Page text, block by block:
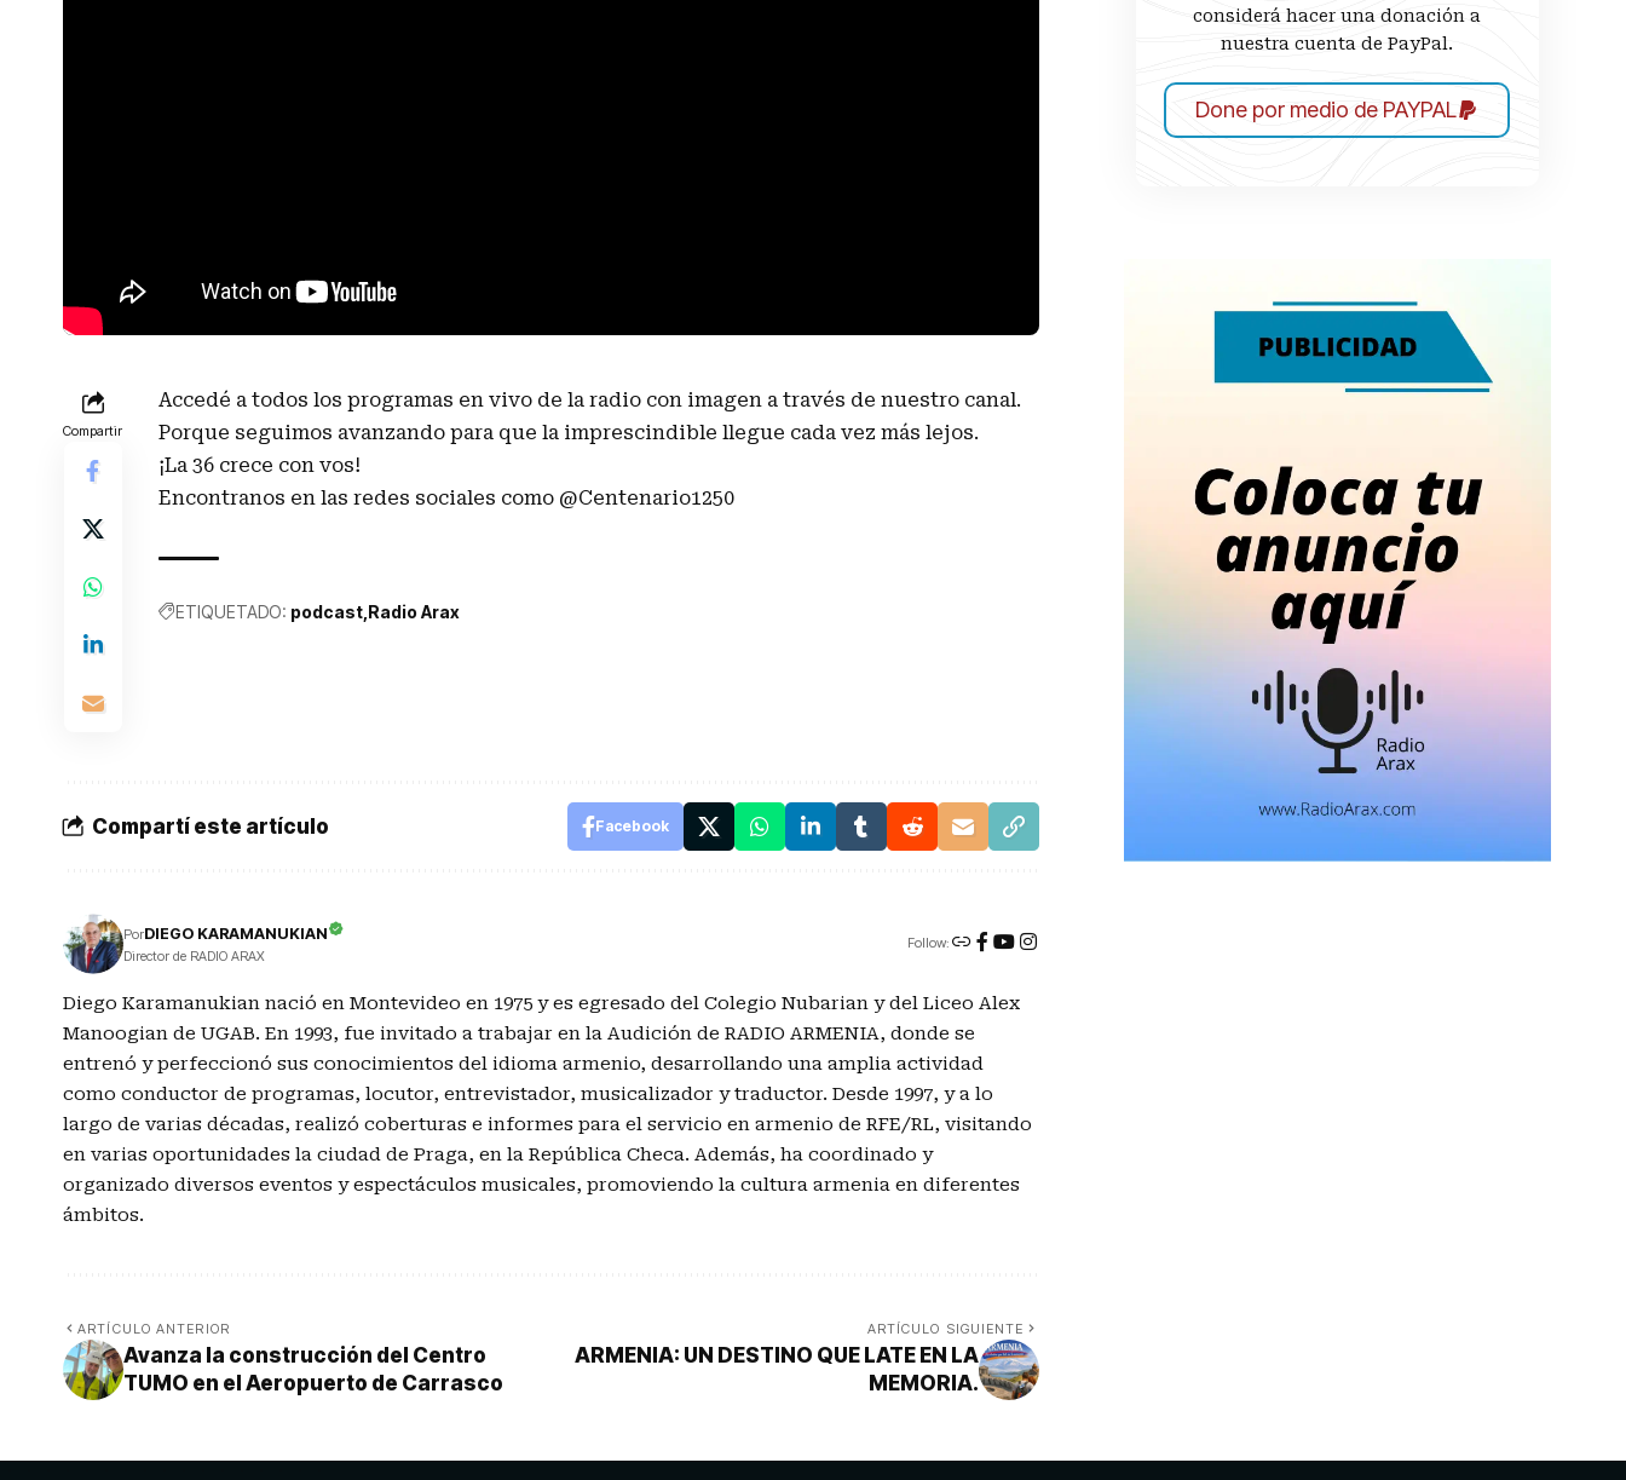
Compartir
Accedé a todos los programas en vivo de la radio con imagen a través de nuestro canal.
Porque seguimos avanzando para que la imprescindible llegue cada vez más lejos.
¡La 36 crece con vos!
Encontranos en las redes sociales como @Centenario1250
ETIQUETADO: podcast Radio Arax
Compartí este artículo Facebook
PorDIEGO KARAMANUKIAN
Director de RADIO ARAX
Follow:
Diego Karamanukian nació en Montevideo en 1975 y es egresado del Colegio Nubarian y del Liceo Alex
Manoogian de UGAB. En 1993, fue invitado a trabajar en la Audición de RADIO ARMENIA, donde se
entrenó y perfeccionó sus conocimientos del idioma armenio, desarrollando una amplia actividad
como conductor de programas, locutor, entrevistador, musicalizador y traductor. Desde 1997, y a lo
largo de varias décadas, realizó coberturas e informes para el servicio en armenio de RFE/RL, visitando
en varias oportunidades la ciudad de Praga, en la República Checa. Además, ha coordinado y
organizado diversos eventos y espectáculos musicales, promoviendo la cultura armenia en diferentes
ámbitos.
ARTÍCULO ANTERIOR
Avanza la construcción del Centro
TUMO en el Aeropuerto de Carrasco
ARTÍCULO SIGUIENTE
ARMENIA: UN DESTINO QUE LATE EN LA
MEMORIA.
considerá hacer una donación a
nuestra cuenta de PayPal.
Done por medio de PAYPAL